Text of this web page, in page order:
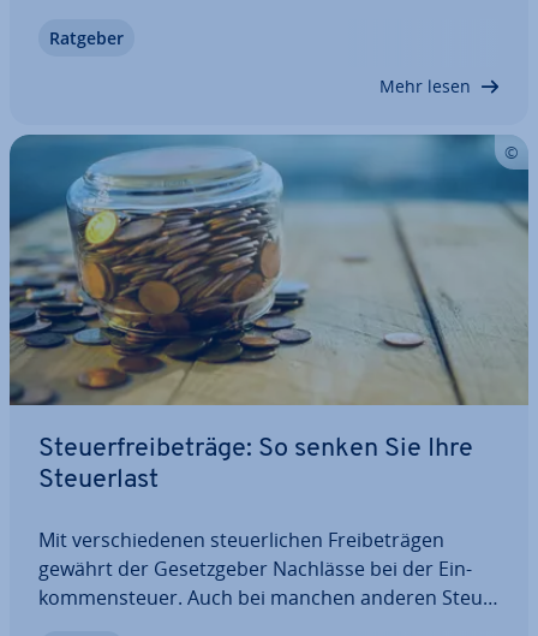
Welche Steuern fallen an? Was kann man von der
Ratgeber
Mehr lesen
Steu­er­frei­be­trä­ge: So senken Sie Ihre
Steu­er­last
Mit ver­schie­de­nen steu­er­li­chen Frei­be­trä­gen
gewährt der Ge­setz­ge­ber Nachlässe bei der Ein­
kom­men­steu­er. Auch bei manchen anderen Steu­